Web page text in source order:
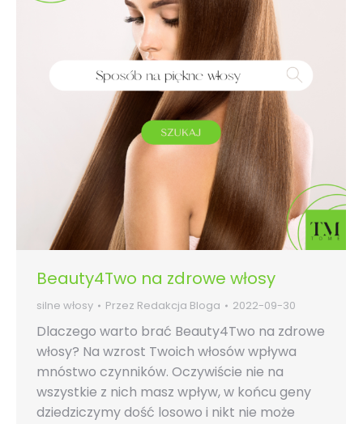
Beauty4Two na zdrowe włosy
silne włosy Przez Redakcja Bloga 2022-09-30
Dlaczego warto brać Beauty4Two na zdrowe
włosy? Na wzrost Twoich włosów wpływa
mnóstwo czynników. Oczywiście nie na
wszystkie z nich masz wpływ, w końcu geny
dziedziczymy dość losowo i nikt nie może